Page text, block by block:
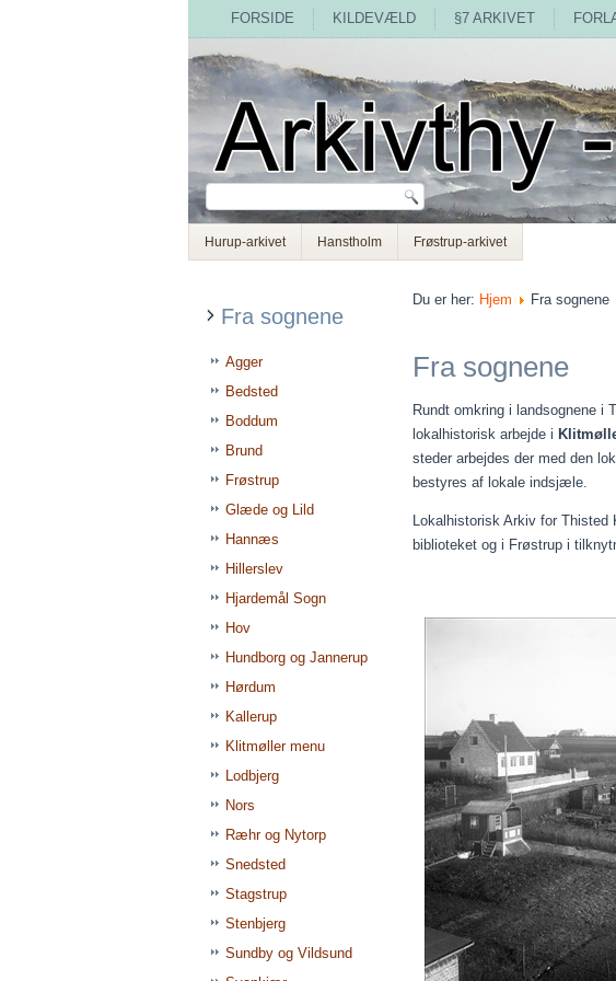
FORSIDE KILDEVÆLD §7 ARKIVET
Hurup-arkivet Hanstholm Frøstrup-arkivet
Fra sognene
Agger
Bedsted
Boddum
Brund
Frøstrup
Glæde og Lild
Hannæs
Hillerslev
Hjardemål Sogn
Hov
Hundborg og Jannerup
Hørdum
Kallerup
Klitmøller menu
Lodbjerg
Nors
Ræhr og Nytorp
Snedsted
Stagstrup
Stenbjerg
Sundby og Vildsund
Du er her: Hjem Fra sognene
Fra sognene
Rundt omkring i landsognene i
lokalhistorisk arbejde i
steder arbejdes der med den
bestyres af lokale indsjæle.
Lokalhistorisk Arkiv for Thisted
biblioteket og i Frøstrup i